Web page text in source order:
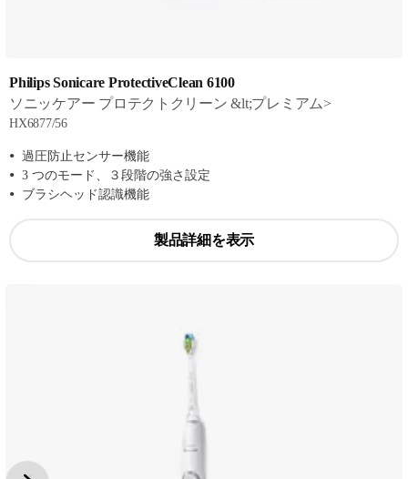
Philips Sonicare ProtectiveClean 6100
ソニッケアー プロテクトクリーン &lt;プレミアム>
HX6877/56
過圧防止センサー機能
3 つのモード、３段階の強さ設定
ブラシヘッド認識機能
製品詳細を表示